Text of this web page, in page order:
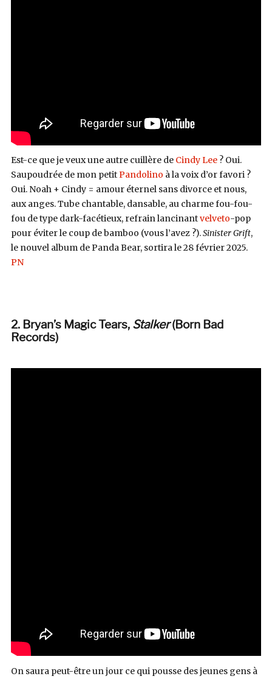
Est-ce que je veux une autre cuillère de Cindy Lee? Oui.
Saupoudrée de mon petitPandolino à la voix d’or favori ?
Oui. Noah + Cindy = amour éternel sans divorce et nous,
aux anges. Tube chantable, dansable, au charme fou-fou-
fou de type dark-facétieux, refrain lancinantvelveto-pop
pour éviter le coup de bamboo (vous l’avez ?).Sinister Grift,
le nouvel album de Panda Bear, sortira le 28 février 2025.
PN
2. Bryan’s Magic Tears, Stalker(Born Bad
Records)
On saura peut-être un jour ce qui pousse des jeunes gens à